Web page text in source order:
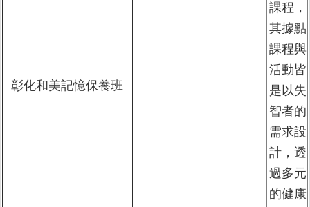
彰化和美記憶保養班
課程，
其據點
課程與
活動皆
是以失
智者的
需求設
計，透
過多元
的健康